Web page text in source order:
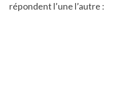
répondent l’une l’autre :